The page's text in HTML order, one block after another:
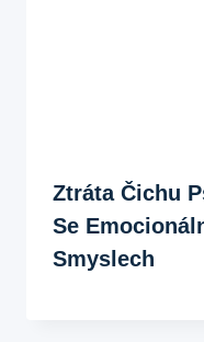
Ztráta Čichu
Se
Smyslech